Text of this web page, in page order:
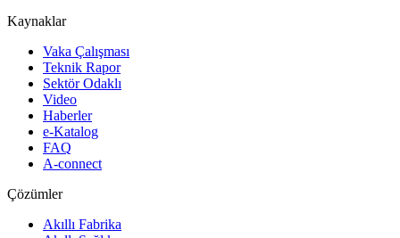
Kaynaklar
Vaka Çalışması
Teknik Rapor
Sektör Odaklı
Video
Haberler
e-Katalog
FAQ
A-connect
Çözümler
Akıllı Fabrika